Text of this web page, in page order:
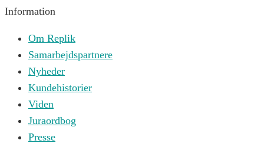
Information
Om Replik
Samarbejdspartnere
Nyheder
Kundehistorier
Viden
Juraordbog
Presse